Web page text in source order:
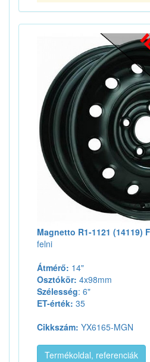
Magnetto R1-1121 (14119)
felni
Átmérő: 14"
Osztókör: 4x98mm
Szélesség: 6"
ET-érték: 35
Cikkszám: YX6165-MGN
Termékoldal, referenciák